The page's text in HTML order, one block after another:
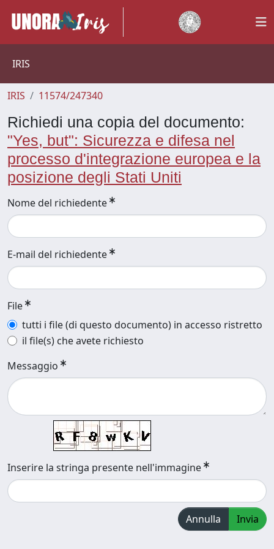
IRIS
IRIS 11574/247340
Richiedi una copia del documento:
"Yes, but": Sicurezza e difesa nel
processo d'integrazione europea e la
posizione degli Stati Uniti
Nome del richiedente
E-mail del richiedente
File
tutti i file (di questo documento) in accesso ristretto
il file(s) che avete richiesto
Messaggio
Inserire la stringa presente nell'immagine
Annulla Invia